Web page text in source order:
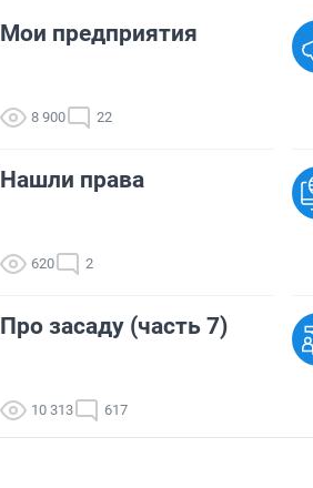
Мои предприятия
8 900 22
Нашли права
620 2
Про засаду (часть 7)
10 313 617